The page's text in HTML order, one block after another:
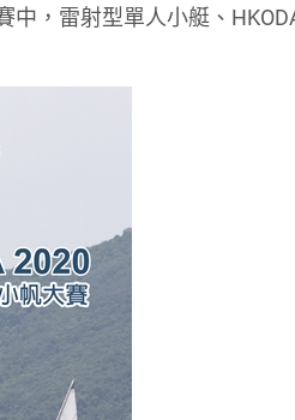
，雷射型單人小艇、